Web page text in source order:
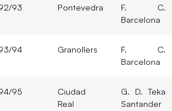
93 Pontevedra
F. C.
Barcelona
94 Granollers
F. C.
Barcelona
95
Ciudad
Real
G. D. Teka
Santander